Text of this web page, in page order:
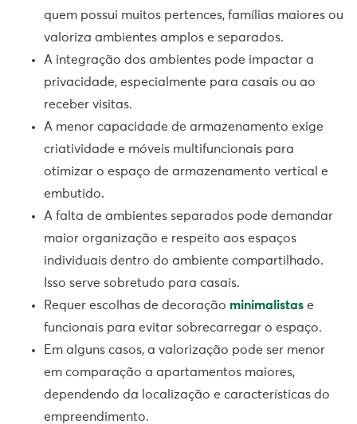
quem possui muitos pertences, famílias maiores ou
valoriza ambientes amplos e separados.
A integração dos ambientes pode impactar a
privacidade, especialmente para casais ou ao
receber visitas.
A menor capacidade de armazenamento exige
criatividade e móveis multifuncionais para
otimizar o espaço de armazenamento vertical e
embutido.
A falta de ambientes separados pode demandar
maior organização e respeito aos espaços
individuais dentro do ambiente compartilhado.
Isso serve sobretudo para casais.
Requer escolhas de decoração minimalistas e
funcionais para evitar sobrecarregar o espaço.
Em alguns casos, a valorização pode ser menor
em comparação a apartamentos maiores,
dependendo da localização e características do
empreendimento.